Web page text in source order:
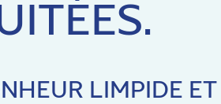
LIMPIDE ET